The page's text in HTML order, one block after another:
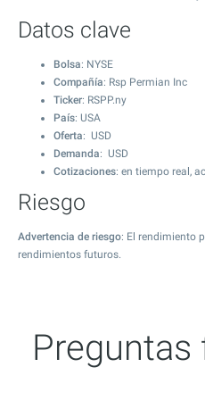
Datos clave
Bolsa: NYSE
Compañía: Rsp Permian Inc
Ticker: RSPP.ny
País: USA
Oferta: USD
Demanda: USD
Cotizaciones: en tiempo real,
Riesgo
Advertencia de riesgo: El rendimiento
rendimientos futuros.
Preguntas